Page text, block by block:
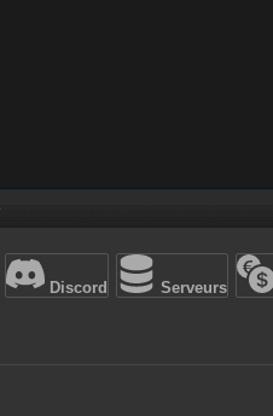
Discord Serveurs